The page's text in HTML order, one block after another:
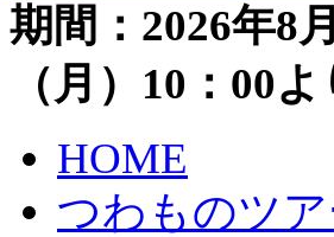
期間：2026年8
（月）10：00
HOME
つわものツ